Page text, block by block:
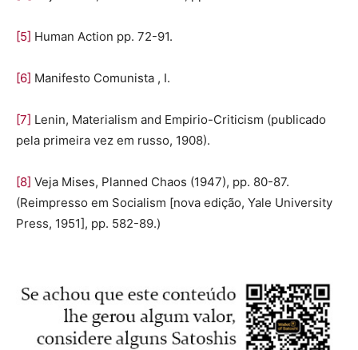
[5] Human Action pp. 72-91.
[6] Manifesto Comunista , I.
[7] Lenin, Materialism and Empirio-Criticism (publicado
pela primeira vez em russo, 1908).
[8] Veja Mises, Planned Chaos (1947), pp. 80-87.
(Reimpresso em Socialism [nova edição, Yale University
Press, 1951], pp. 582-89.)